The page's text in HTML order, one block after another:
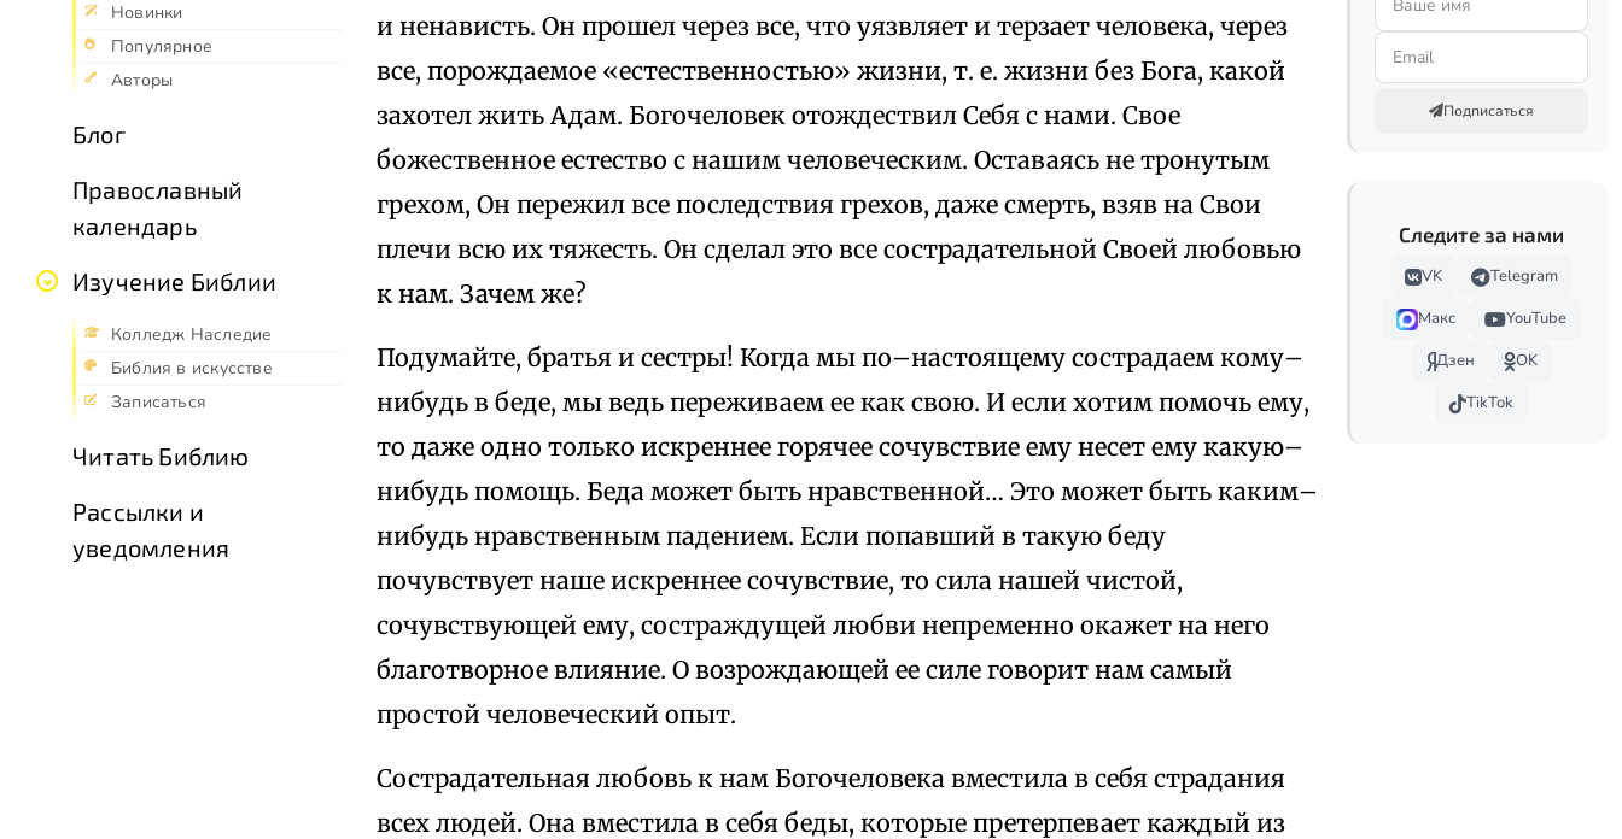
Новинки
Популярное
Авторы
Блог
Православный
календарь
Изучение Библии
Колледж Наследие
Библия в искусстве
Записаться
Читать Библию
Рассылки и
уведомления
и ненависть. Он прошел через все, что уязвляет и терзает человека, через
все, порождаемое «естественностью» жизни, т. е. жизни без Бога, какой
захотел жить Адам. Богочеловек отождествил Себя с нами. Свое
божественное естество с нашим человеческим. Оставаясь не тронутым
грехом, Он пережил все последствия грехов, даже смерть, взяв на Свои
плечи всю их тяжесть. Он сделал это все сострадательной Своей любовью
к нам. Зачем же?
Подумайте, братья и сестры! Когда мы по–настоящему сострадаем кому–
нибудь в беде, мы ведь переживаем ее как свою. И если хотим помочь ему,
то даже одно только искреннее горячее сочувствие ему несет ему какую–
нибудь помощь. Беда может быть нравственной… Это может быть каким–
нибудь нравственным падением. Если попавший в такую беду
почувствует наше искреннее сочувствие, то сила нашей чистой,
сочувствующей ему, состраждущей любви непременно окажет на него
благотворное влияние. О возрождающей ее силе говорит нам самый
простой человеческий опыт.
Сострадательная любовь к нам Богочеловека вместила в себя страдания
всех людей. Она вместила в себя беды, которые претерпевает каждый из
Подписаться
Следите за нами
VK
Telegram
Макс
YouTube
Дзен
OK
TikTok